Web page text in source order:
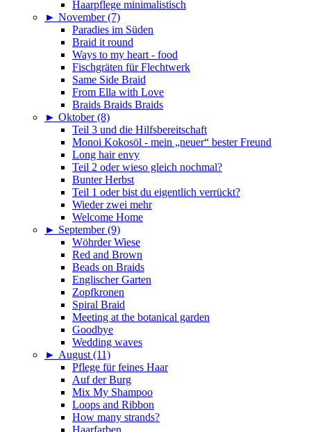
Haarpflege minimalistisch
► November (7)
Paradies im Süden
Braid it round
Ways to my heart - food
Fischgräten für Flechtwerk
Same Side Braid
From Ella with Love
Braids Braids Braids
► Oktober (8)
Teil 3 und die Hilfsbereitschaft
Monoi Kokosöl - mein „neuer“ bester Freund
Long hair envy
Teil 2 oder wieso gleich nochmal?
Bunter Herbst
Teil 1 oder bist du eigentlich verrückt?
Wieder zwei mehr
Welcome Home
► September (9)
Wöhrder Wiese
Red and Brown
Beads on Braids
Englischer Garten
Zopfkronen
Spiral Braid
Meeting at the botanical garden
Goodbye
Wedding waves
► August (11)
Pflege für feines Haar
Auf der Burg
Mix My Shampoo
Loops and Ribbon
How many strands?